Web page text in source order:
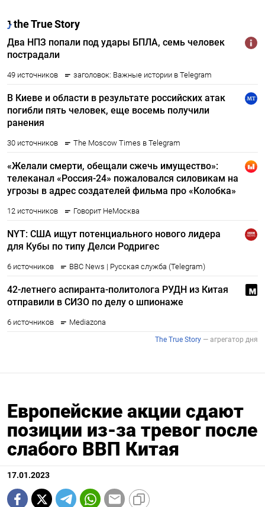
Европейские акции сдают
позиции из-за тревог после
слабого ВВП Китая
17.01.2023